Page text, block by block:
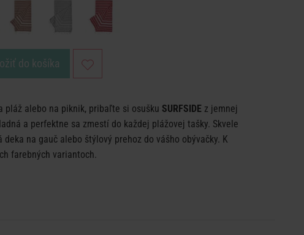
do košíka
pláž alebo na piknik, pribaľte si osušku SURFSIDE z jemnej
a perfektne sa zmestí do každej plážovej tašky. Skvele
deka na gauč alebo štýlový prehoz do vášho obývačky. K
farebných variantoch.